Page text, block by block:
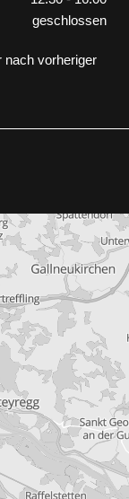
geschlossen
nach vorheriger